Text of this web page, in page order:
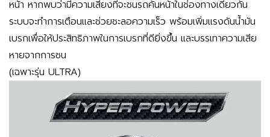
หน้า หากพบว่ามีความเสี่ยงที่จะชนรถคันหน้าในช่องทางเดียวกัน
ระบบจะทำการเตือนและช่วยชะลอความเร็ว พร้อมเพิ่มแรงดันน้ำมัน
เบรกเพื่อให้ประสิทธิภาพในการเบรกที่ดียิ่งขึ้น และบรรเทาความเสีย
หายจากการชน
(เฉพาะรุ่น ULTRA)